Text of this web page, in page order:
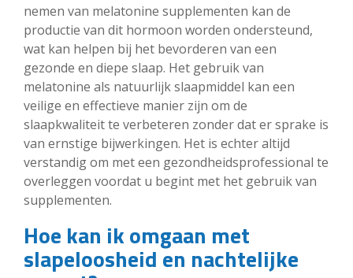
nemen van melatonine supplementen kan de
productie van dit hormoon worden ondersteund,
wat kan helpen bij het bevorderen van een
gezonde en diepe slaap. Het gebruik van
melatonine als natuurlijk slaapmiddel kan een
veilige en effectieve manier zijn om de
slaapkwaliteit te verbeteren zonder dat er sprake is
van ernstige bijwerkingen. Het is echter altijd
verstandig om met een gezondheidsprofessional te
overleggen voordat u begint met het gebruik van
supplementen.
Hoe kan ik omgaan met
slapeloosheid en nachtelijke